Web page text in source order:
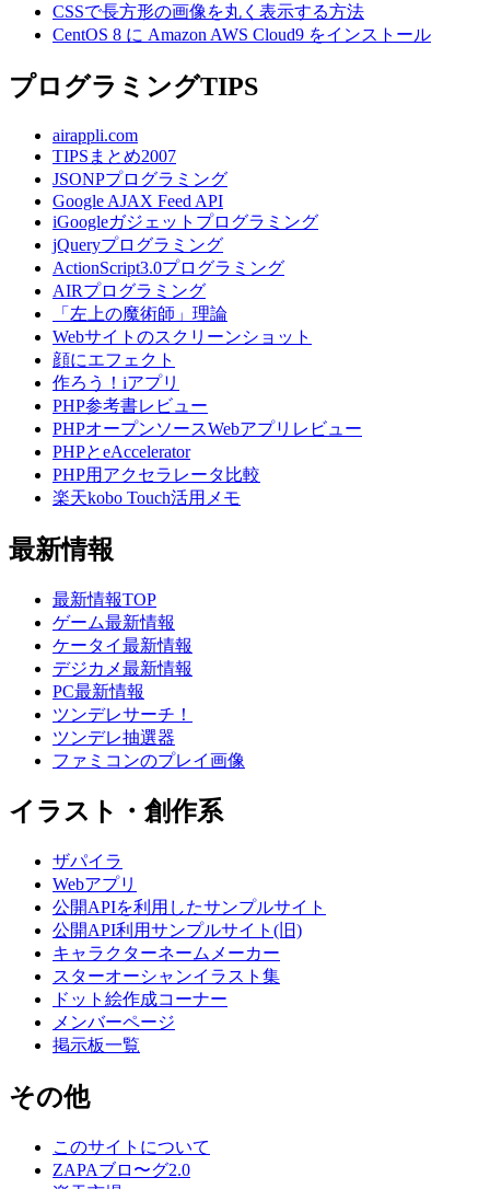
CSSで長方形の画像を丸く表示する方法
CentOS 8 に Amazon AWS Cloud9 をインストール
プログラミングTIPS
airappli.com
TIPSまとめ2007
JSONPプログラミング
Google AJAX Feed API
iGoogleガジェットプログラミング
jQueryプログラミング
ActionScript3.0プログラミング
AIRプログラミング
「左上の魔術師」理論
Webサイトのスクリーンショット
顔にエフェクト
作ろう！iアプリ
PHP参考書レビュー
PHPオープンソースWebアプリレビュー
PHPとeAccelerator
PHP用アクセラレータ比較
楽天kobo Touch活用メモ
最新情報
最新情報TOP
ゲーム最新情報
ケータイ最新情報
デジカメ最新情報
PC最新情報
ツンデレサーチ！
ツンデレ抽選器
ファミコンのプレイ画像
イラスト・創作系
ザパイラ
Webアプリ
公開APIを利用したサンプルサイト
公開API利用サンプルサイト(旧)
キャラクターネームメーカー
スターオーシャンイラスト集
ドット絵作成コーナー
メンバーページ
掲示板一覧
その他
このサイトについて
ZAPAブロ〜グ2.0